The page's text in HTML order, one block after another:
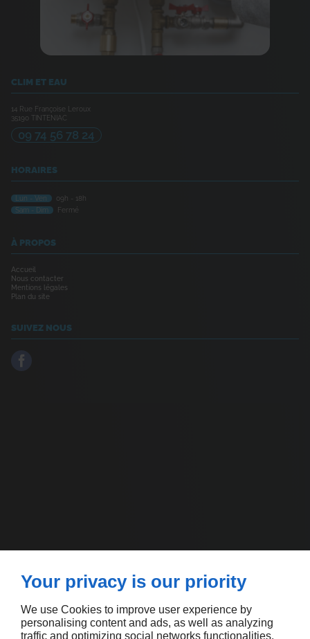
CLIM ET EAU
14 Rue Françoise Leroux
35190
TINTENIAC
09 74 56 78 24
HORAIRES
Lun - Ven
09h - 18h
Sam - Dim
Fermé
À PROPOS
Accueil
Nous contacter
Mentions légales
Plan du site
SUIVEZ NOUS
Your privacy is our priority
We use Cookies to improve user experience by
personalising content and ads, as well as analyzing
traffic and optimizing social networks functionalities.